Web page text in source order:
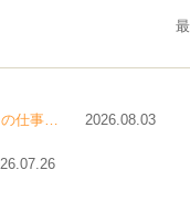
の仕事…
2026.08.03